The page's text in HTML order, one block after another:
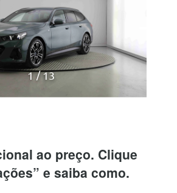
1 13
ao preço. Clique
e saiba como.